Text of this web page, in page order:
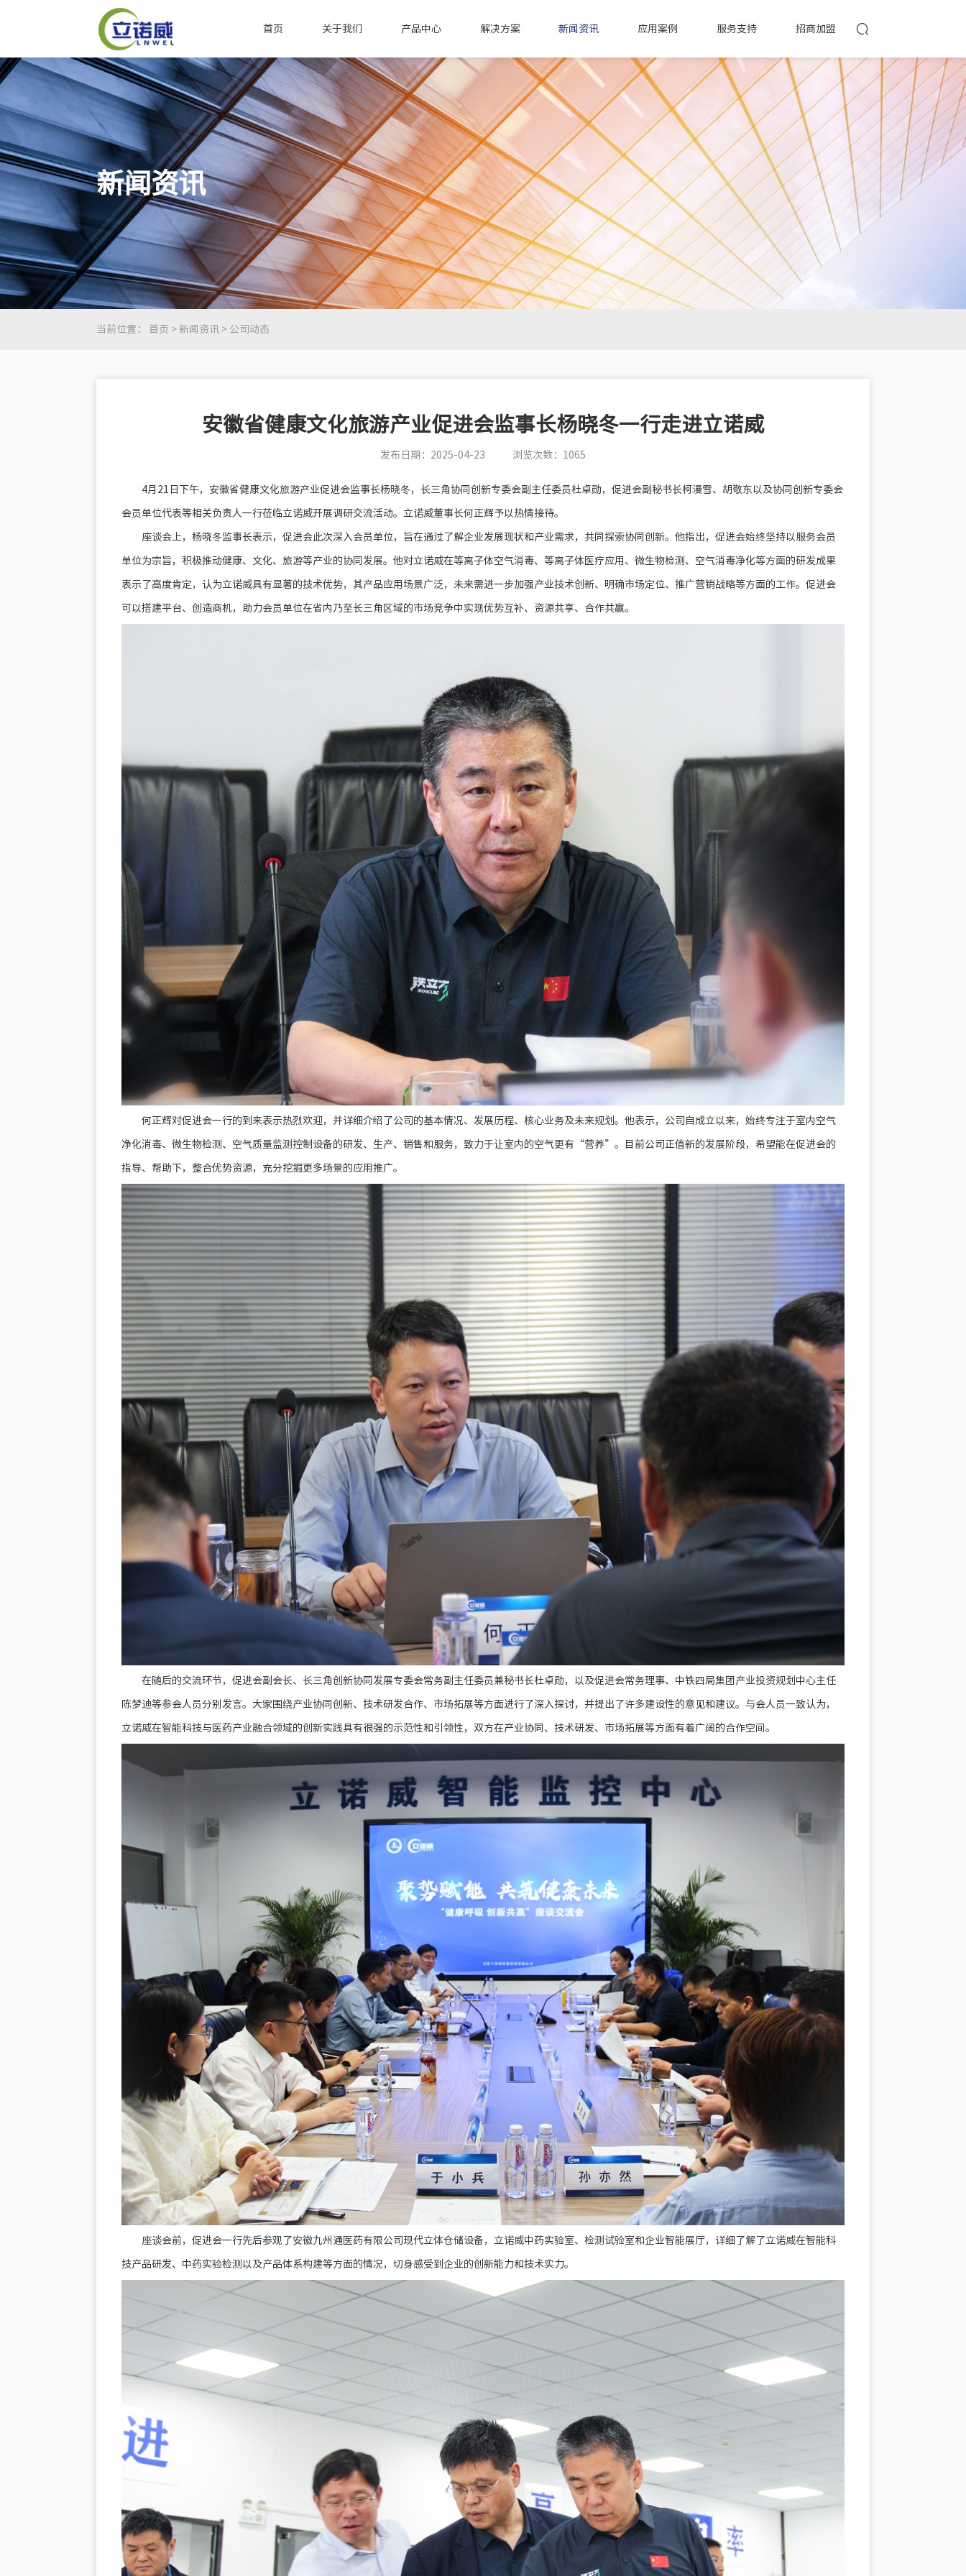
首页 关于我们 产品中心 解决方案 新闻资讯 应用案例 服务支持 招商加盟
新闻资讯
当前位置： 首页 >新闻资讯 > 公司动态
安徽省健康文化旅游产业促进会监事长杨晓冬一行走进立诺威
发布日期：2025-04-23 浏览次数：1065
4月21日下午，安徽省健康文化旅游产业促进会监事长杨晓冬，长三角协同创新专委会副主任委员杜卓勋，促进会副秘书长柯漫雪、胡敬东以及协同创新专委会
会员单位代表等相关负责人一行莅临立诺威开展调研交流活动。立诺威董事长何正辉予以热情接待。
座谈会上，杨晓冬监事长表示，促进会此次深入会员单位，旨在通过了解企业发展现状和产业需求，共同探索协同创新。他指出，促进会始终坚持以服务会员
单位为宗旨，积极推动健康、文化、旅游等产业的协同发展。他对立诺威在等离子体空气消毒、等离子体医疗应用、微生物检测、空气消毒净化等方面的研发成果
表示了高度肯定，认为立诺威具有显著的技术优势，其产品应用场景广泛，未来需进一步加强产业技术创新、明确市场定位、推广营销战略等方面的工作。促进会
可以搭建平台、创造商机，助力会员单位在省内乃至长三角区域的市场竞争中实现优势互补、资源共享、合作共赢。
何正辉对促进会一行的到来表示热烈欢迎，并详细介绍了公司的基本情况、发展历程、核心业务及未来规划。他表示，公司自成立以来，始终专注于室内空气
净化消毒、微生物检测、空气质量监测控制设备的研发、生产、销售和服务，致力于让室内的空气更有“营养”。目前公司正值新的发展阶段，希望能在促进会的
指导、帮助下，整合优势资源，充分挖掘更多场景的应用推广。
在随后的交流环节，促进会副会长、长三角创新协同发展专委会常务副主任委员兼秘书长杜卓勋，以及促进会常务理事、中铁四局集团产业投资规划中心主任
陈梦迪等参会人员分别发言。大家围绕产业协同创新、技术研发合作、市场拓展等方面进行了深入探讨，并提出了许多建设性的意见和建议。与会人员一致认为，
立诺威在智能科技与医药产业融合领域的创新实践具有很强的示范性和引领性，双方在产业协同、技术研发、市场拓展等方面有着广阔的合作空间。
座谈会前，促进会一行先后参观了安徽九州通医药有限公司现代立体仓储设备，立诺威中药实验室、检测试验室和企业智能展厅，详细了解了立诺威在智能科
技产品研发、中药实验检测以及产品体系构建等方面的情况，切身感受到企业的创新能力和技术实力。